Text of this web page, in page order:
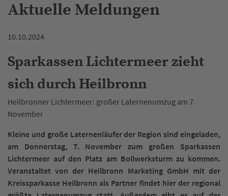
Aktuelle Meldungen
10.10.2024
Sparkassen Lichtermeer zieht
sich durch Heilbronn
Heilbronner Lichtermeer: großer Laternenumzug am 7.
November
Kleine und große Laternenläufer der Region sind eingeladen,
am Donnerstag, 7. November zum großen Sparkassen
Lichtermeer auf den Platz am Bollwerksturm zu kommen.
Veranstaltet von der Heilbronn Marketing GmbH mit der
Kreissparkasse Heilbronn als Partner findet hier der regional